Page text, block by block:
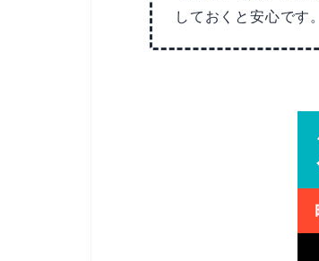
しておくと安心です。